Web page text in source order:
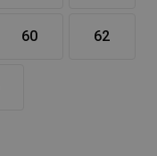
60 62